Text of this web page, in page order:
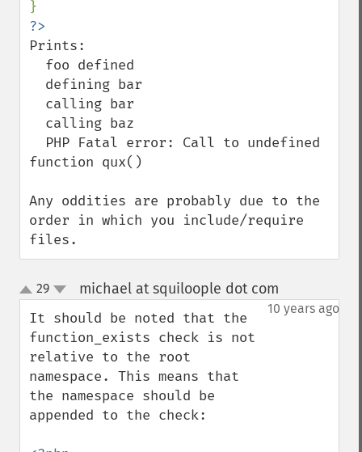
Prints:
function qux()
Any oddities are probably due to the
order in which you include/require
files.
up
down
29 michael at squiloople dot com
10 years ago
It should be noted that the
function_exists check is not
relative to the root
namespace. This means that
the namespace should be
appended to the check: